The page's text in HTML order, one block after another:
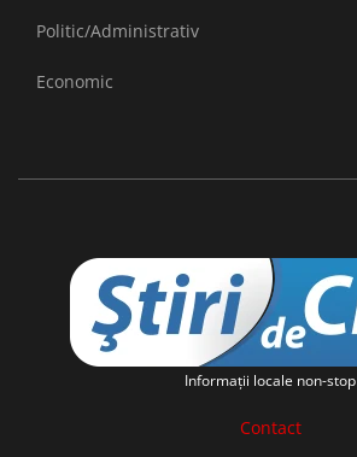
Politic/Administrativ
Economic
Informaţii locale non-stop
Contact